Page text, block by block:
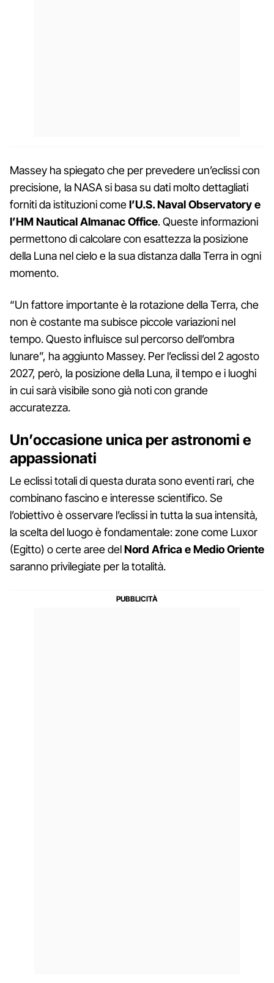
Massey ha spiegato che per prevedere un’eclissi con
precisione, la NASA si basa su dati molto dettagliati
forniti da istituzioni comel’U.S. Naval Observatory e
l’HM Nautical Almanac Office. Queste informazioni
permettono di calcolare con esattezza la posizione
della Luna nel cielo e la sua distanza dalla Terra in ogni
momento.
“Un fattore importante è la rotazione della Terra, che
non è costante ma subisce piccole variazioni nel
tempo. Questo influisce sul percorso dell’ombra
lunare”, ha aggiunto Massey. Per l’eclissi del 2 agosto
2027, però, la posizione della Luna, il tempo e i luoghi
in cui sarà visibile sono già noti con grande
accuratezza.
Un’occasione unica per astronomi e
appassionati
Le eclissi totali di questa durata sono eventi rari, che
combinano fascino e interesse scientifico. Se
l’obiettivo è osservare l’eclissi in tutta la sua intensità,
la scelta del luogo è fondamentale: zone come Luxor
(Egitto) o certe aree delNord Africa e Medio Oriente
saranno privilegiate per la totalità.